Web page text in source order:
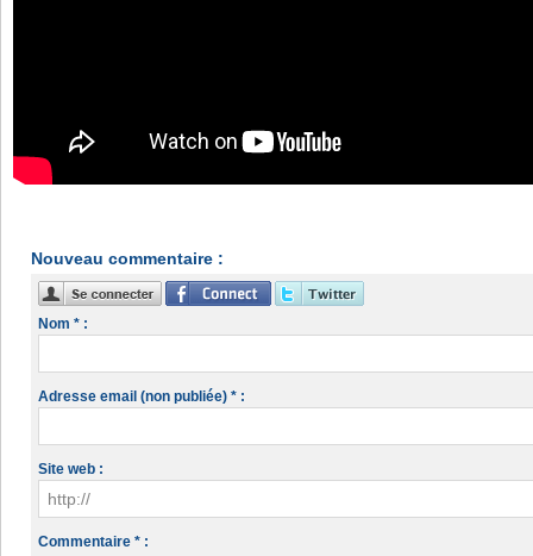
Nouveau commentaire :
Nom * :
Adresse email (non publiée) * :
Site web :
Commentaire * :